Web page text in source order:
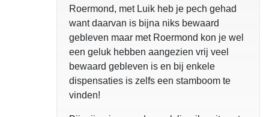
Roermond, met Luik heb je pech gehad
want daarvan is bijna niks bewaard
gebleven maar met Roermond kon je wel
een geluk hebben aangezien vrij veel
bewaard gebleven is en bij enkele
dispensaties is zelfs een stamboom te
vinden!